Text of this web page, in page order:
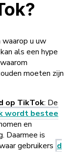
u uw
als een hype
moeten zijn
op TikTok: De
wordt bestee
en
Daarmee is
gebruikers d